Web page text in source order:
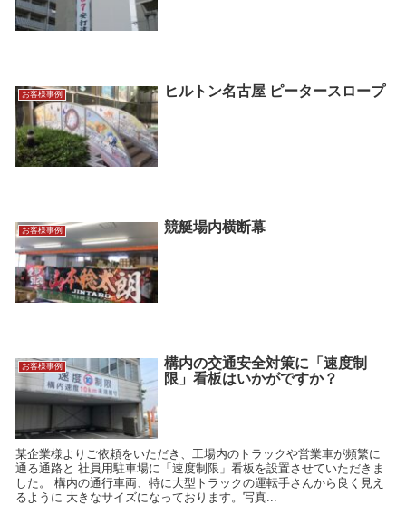
― Scroll
お客様事例 ヒルトン名古屋 ピータースロープ
お客様事例 競艇場内横断幕
お客様事例
構内の交通安全対策に「速度制
限」看板はいかがですか？
某企業様よりご依頼をいただき、工場内のトラックや営業車が頻繁に
通る通路と 社員用駐車場に「速度制限」看板を設置させていただきま
した。 構内の通行車両、特に大型トラックの運転手さんから良く見え
るように 大きなサイズになっております。写真...